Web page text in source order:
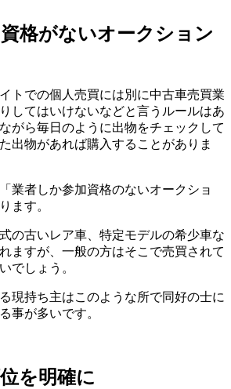
格がないオークション
トでの個人売買には別に中古車売買業
してはいけないなどと言うルールはあ
がら毎日のように出物をチェックして
出物があれば購入することがありま
業者しか参加資格のないオークショ
ます。
の古いレア車、特定モデルの希少車な
ますが、一般の方はそこで売買されて
でしょう。
現持ち主はこのような所で同好の士に
事が多いです。
を明確に